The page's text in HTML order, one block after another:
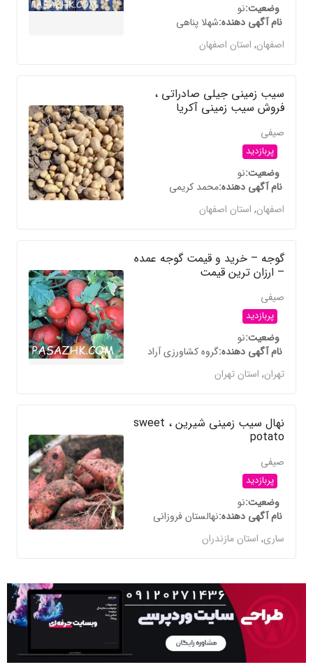
وضعیتنو
نام آگهی دهندهشهلا پناهی
اصفهان,استان اصفهان
سیب زمینی جیلی صادراتی ،
فروش سیب زمینی آکریا
صیفی
پربازدید
وضعیتنو
نام آگهی دهندهمحمد کریمی
اصفهان,استان اصفهان
گوجه – خرید و قیمت گوجه عمده
– ارزان ترین قیمت
صیفی
پربازدید
وضعیتنو
نام آگهی دهندهگروه کشاورزی آراد
تهران,استان تهران
نهال سیب زمینی شیرین ، sweet
potato
صیفی
پربازدید
وضعیتنو
نام آگهی دهندهنهالستان فروزانی
ساری,استان مازندران